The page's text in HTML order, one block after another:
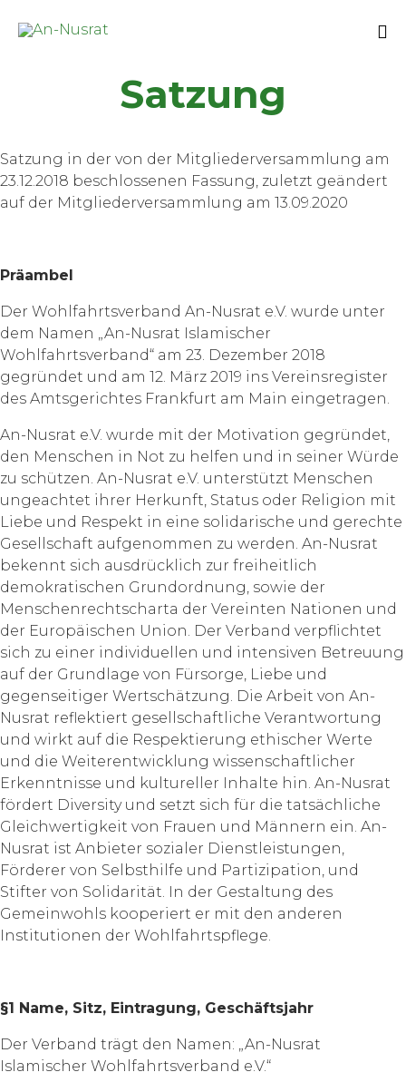
Satzung
Satzung in der von der Mitgliederversammlung am
23.12.2018 beschlossenen Fassung, zuletzt geändert
auf der Mitgliederversammlung am 13.09.2020
Präambel
Der Wohlfahrtsverband An-Nusrat e.V. wurde unter
dem Namen „An-Nusrat Islamischer
Wohlfahrtsverband“ am 23. Dezember 2018
gegründet und am 12. März 2019 ins Vereinsregister
des Amtsgerichtes Frankfurt am Main eingetragen.
An-Nusrat e.V. wurde mit der Motivation gegründet,
den Menschen in Not zu helfen und in seiner Würde
zu schützen. An-Nusrat e.V. unterstützt Menschen
ungeachtet ihrer Herkunft, Status oder Religion mit
Liebe und Respekt in eine solidarische und gerechte
Gesellschaft aufgenommen zu werden. An-Nusrat
bekennt sich ausdrücklich zur freiheitlich
demokratischen Grundordnung, sowie der
Menschenrechtscharta der Vereinten Nationen und
der Europäischen Union. Der Verband verpflichtet
sich zu einer individuellen und intensiven Betreuung
auf der Grundlage von Fürsorge, Liebe und
gegenseitiger Wertschätzung. Die Arbeit von An-
Nusrat reflektiert gesellschaftliche Verantwortung
und wirkt auf die Respektierung ethischer Werte
und die Weiterentwicklung wissenschaftlicher
Erkenntnisse und kultureller Inhalte hin. An-Nusrat
fördert Diversity und setzt sich für die tatsächliche
Gleichwertigkeit von Frauen und Männern ein. An-
Nusrat ist Anbieter sozialer Dienstleistungen,
Förderer von Selbsthilfe und Partizipation, und
Stifter von Solidarität. In der Gestaltung des
Gemeinwohls kooperiert er mit den anderen
Institutionen der Wohlfahrtspflege.
§1 Name, Sitz, Eintragung, Geschäftsjahr
Der Verband trägt den Namen: „An-Nusrat
Islamischer Wohlfahrtsverband e.V.“